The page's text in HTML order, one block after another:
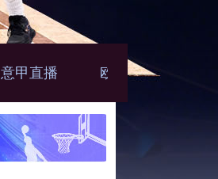
意甲直播 欧联直播